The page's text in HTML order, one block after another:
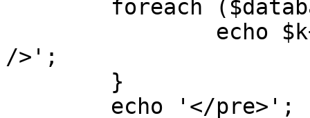
/>';